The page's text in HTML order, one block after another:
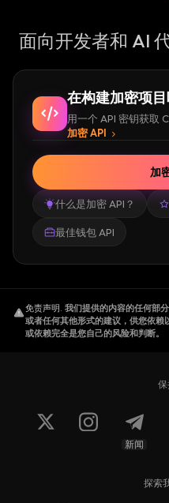
面向开发者和 AI
在构建加密项目
用一个 API 密钥获取
加密 API
什么是加密 API？
最佳钱包 API
加
免责声明. 我们提供的内容的任何部
或者任何其他形式的建议，供您依赖
或依赖完全是您自己的风险和判断。
保
新闻
探索